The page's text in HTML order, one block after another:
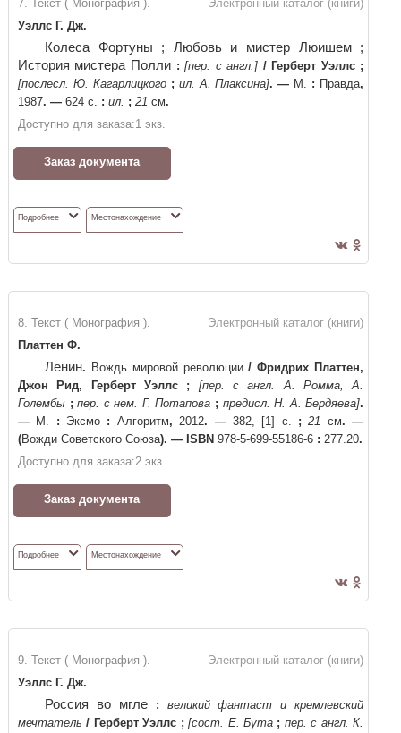
Электронный каталог (книги)
7. Текст ( Монография ).
Уэллс Г. Дж.
Колеса Фортуны ; Любовь и мистер Люишем ;
История мистера Полли : [пер. с англ.] / Герберт Уэллс ;
[послесл. Ю. Кагарлицкого ; ил. А. Плаксина]. — М. : Правда,
1987. —624 с. : ил. ; 21 см.
Доступно для заказа:1 экз.
Заказ документа
Подробнее Местонахождение
Электронный каталог (книги)
8. Текст ( Монография ).
Платтен Ф.
Ленин. Вождь мировой революции/ Фридрих Платтен,
Джон Рид, Герберт Уэллс
;
[пер. с англ. А. Ромма, А.
Голембы ; пер. с нем. Г. Потапова ; предисл. Н. А. Бердяева].
—М. : Эксмо : Алгоритм, 2012. —382, [1] с. ; 21 см. —
(Вожди Советского Союза). — ISBN 978-5-699-55186-6 : 277.20.
Доступно для заказа:2 экз.
Заказ документа
Подробнее Местонахождение
Электронный каталог (книги)
9. Текст ( Монография ).
Уэллс Г. Дж.
Россия во мгле :
великий фантаст и кремлевский
мечтатель / Герберт Уэллс ; [сост. Е. Бута ; пер. с англ. К.